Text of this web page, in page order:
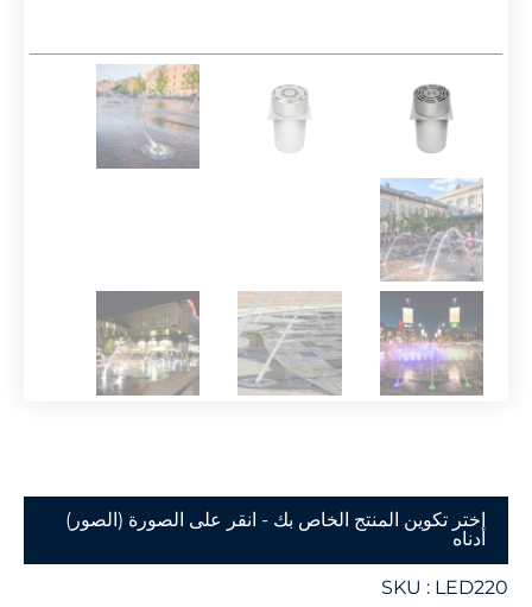
اختر تكوين المنتج الخاص بك - انقر على الصورة (الصور)
أدناه
SKU : LED220